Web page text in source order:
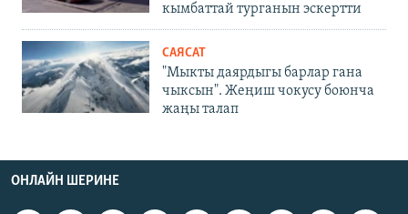
кымбаттай турганын эскертти
САЯСАТ
"Мыкты даярдыгы барлар гана
чыксын". Жеңиш чокусу боюнча
жаңы талап
ОНЛАЙН ШЕРИНЕ